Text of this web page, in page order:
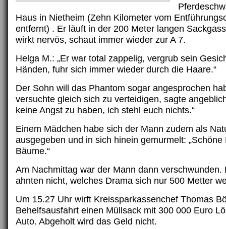
Haus in Nietheim (Zehn Kilometer vom
entfernt) . Er läuft in der 200 Meter langen
wirkt nervös, schaut immer wieder zur A 7.
Helga M.: „Er war total zappelig, vergrub sein
Händen, fuhr sich immer wieder durch die Haare.“
Der Sohn will das Phantom sogar angesprochen
versuchte gleich sich zu verteidigen, sagte
keine Angst zu haben, ich stehl euch nichts.“
Einem Mädchen habe sich der Mann zudem als
ausgegeben und in sich hinein gemurmelt:
Bäume.“
Am Nachmittag war der Mann dann verschwunden.
ahnten nicht, welches Drama sich nur 500 Metter
Um 15.27 Uhr wirft Kreissparkassenchef Thomas
Behelfsausfahrt einen Müllsack mit 300 000 Euro
Auto. Abgeholt wird das Geld nicht.